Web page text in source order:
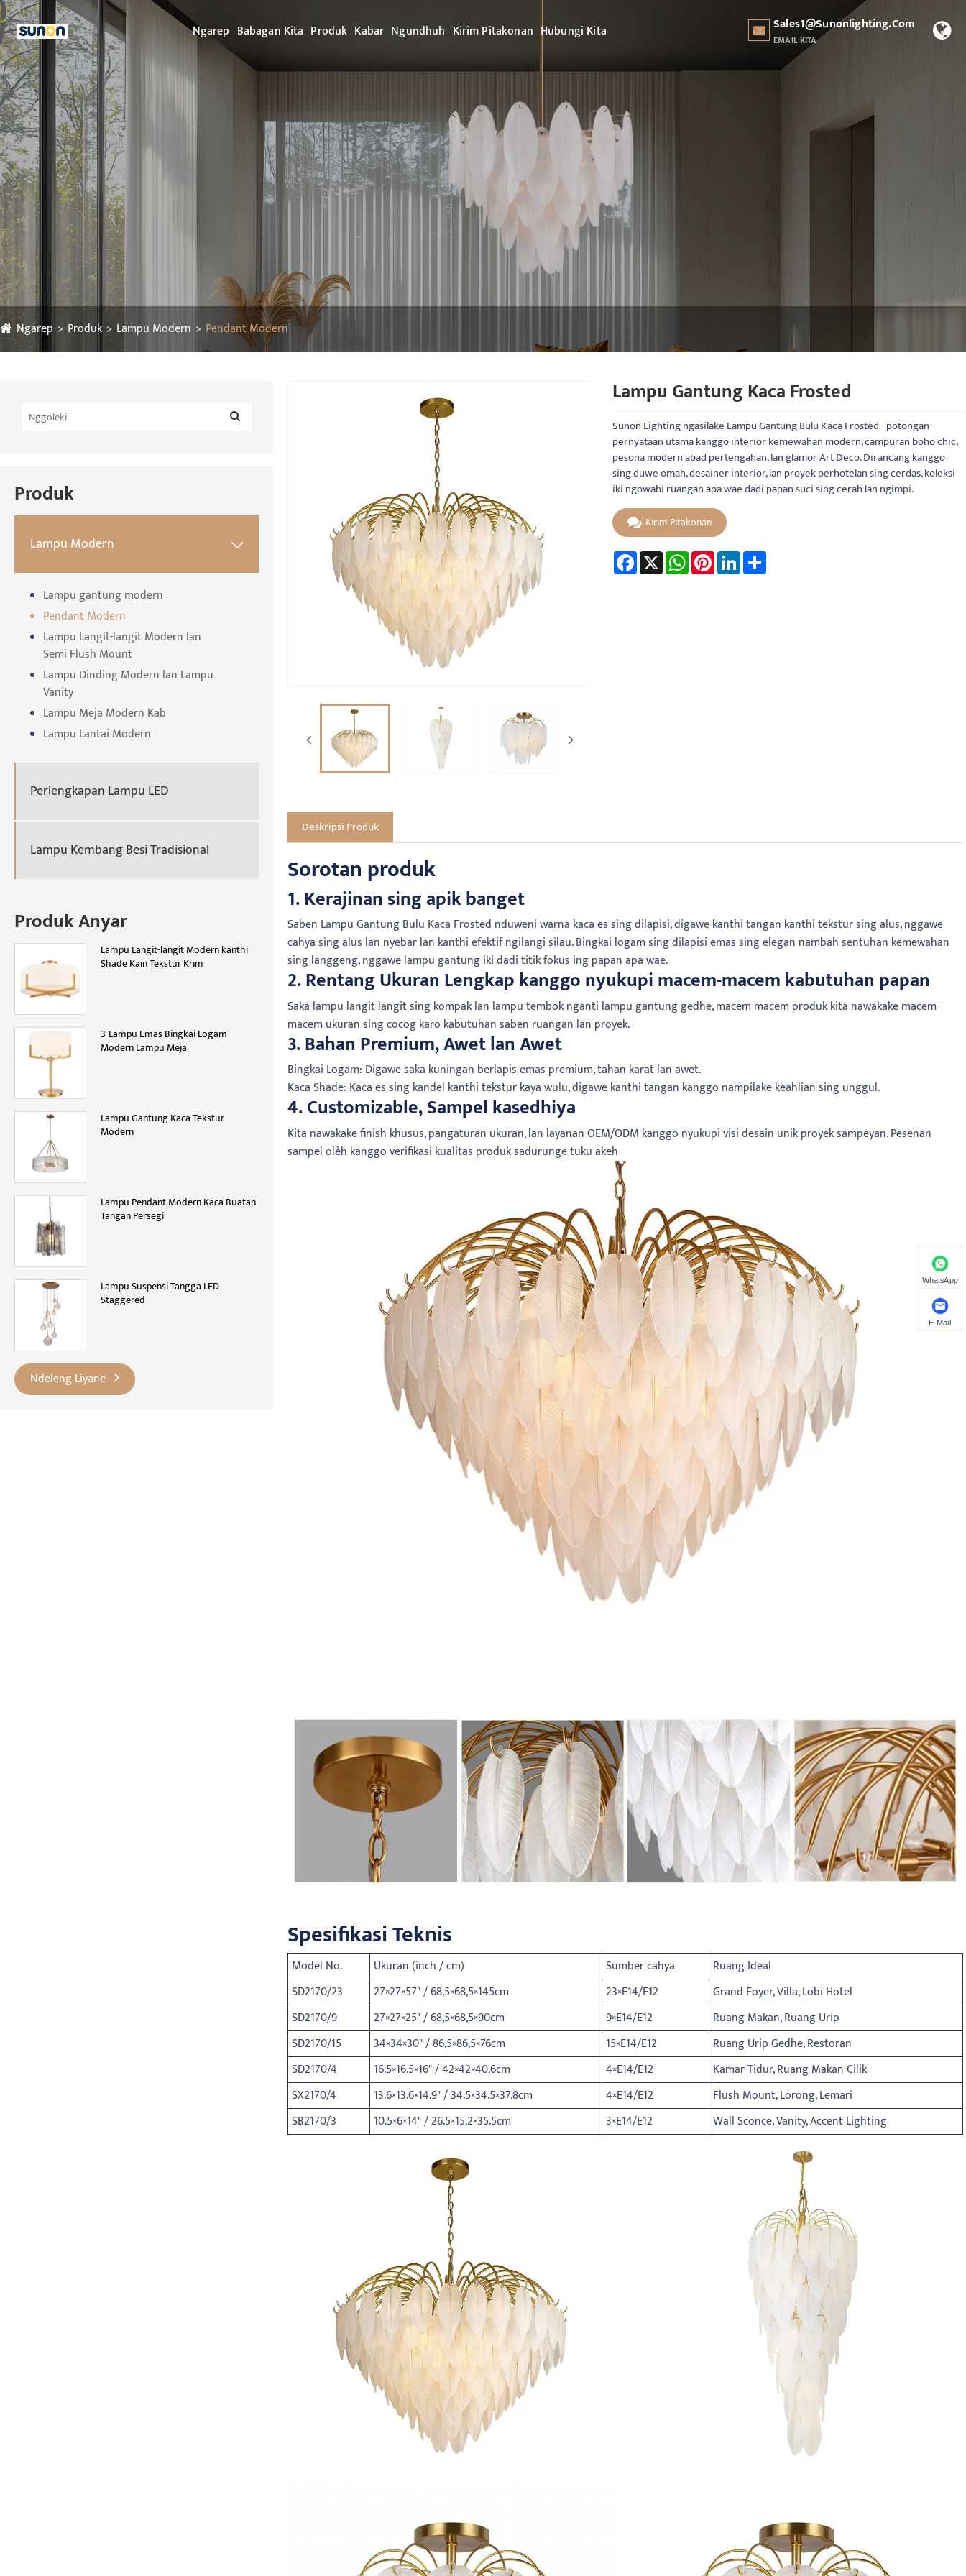
Ngarep Babagan Kita Produk Kabar Ngundhuh Kirim Pitakonan Hubungi Kita Sales1@sunonlighting.com
EMAIL KITA
Ngarep Produk Lampu Modern Pendant Modern
Produk
Lampu Modern 
Lampu gantung modern
Pendant Modern
Lampu Langit-langit Modern lan
Semi Flush Mount
Lampu Dinding Modern lan Lampu
Vanity
Lampu Meja Modern Kab
Lampu Lantai Modern
Perlengkapan Lampu LED
Lampu Kembang Besi Tradisional
Produk Anyar
Lampu Langit-langit Modern kanthi
Shade Kain Tekstur Krim
3-Lampu Emas Bingkai Logam
Modern Lampu Meja
Lampu Gantung Kaca Tekstur
Modern
Lampu Pendant Modern Kaca Buatan
Tangan Persegi
Lampu Suspensi Tangga LED
Staggered
Ndeleng Liyane
Lampu Gantung Kaca Frosted
Sunon Lighting ngasilake Lampu Gantung Bulu Kaca Frosted - potongan
pernyataan utama kanggo interior kemewahan modern, campuran boho chic,
pesona modern abad pertengahan, lan glamor Art Deco. Dirancang kanggo
sing duwe omah, desainer interior, lan proyek perhotelan sing cerdas, koleksi
iki ngowahi ruangan apa wae dadi papan suci sing cerah lan ngimpi.
Kirim Pitakonan
Facebook
X WhatsAppPinterestLinkedInShare
Deskripsi Produk
Sorotan produk
1. Kerajinan sing apik banget
Saben Lampu Gantung Bulu Kaca Frosted nduweni warna kaca es sing dilapisi, digawe kanthi tangan kanthi tekstur sing alus, nggawe
cahya sing alus lan nyebar lan kanthi efektif ngilangi silau. Bingkai logam sing dilapisi emas sing elegan nambah sentuhan kemewahan
sing langgeng, nggawe lampu gantung iki dadi titik fokus ing papan apa wae.
2. Rentang Ukuran Lengkap kanggo nyukupi macem-macem kabutuhan papan
Saka lampu langit-langit sing kompak lan lampu tembok nganti lampu gantung gedhe, macem-macem produk kita nawakake macem-
macem ukuran sing cocog karo kabutuhan saben ruangan lan proyek.
3. Bahan Premium, Awet lan Awet
Bingkai Logam: Digawe saka kuningan berlapis emas premium, tahan karat lan awet.
Kaca Shade: Kaca es sing kandel kanthi tekstur kaya wulu, digawe kanthi tangan kanggo nampilake keahlian sing unggul.
4. Customizable, Sampel kasedhiya
Kita nawakake finish khusus, pangaturan ukuran, lan layanan OEM/ODM kanggo nyukupi visi desain unik proyek sampeyan. Pesenan
sampel olèh kanggo verifikasi kualitas produk sadurunge tuku akeh
Spesifikasi Teknis
Model No. Ukuran (inch / cm) Sumber cahya
Ruang Ideal
SD2170/23
27×27×57" / 68,5×68,5×145cm 23×E14/E12
Grand Foyer, Villa, Lobi Hotel
SD2170/9
27×27×25" / 68,5×68,5×90cm 9×E14/E12
Ruang Makan, Ruang Urip
SD2170/15
34×34×30" / 86,5×86,5×76cm 15×E14/E12
Ruang Urip Gedhe, Restoran
SD2170/4
16.5×16.5×16" / 42×42×40.6cm 4×E14/E12
Kamar Tidur, Ruang Makan Cilik
SX2170/4
13.6×13.6×14.9" / 34.5×34.5×37.8cm 4×E14/E12
Flush Mount, Lorong, Lemari
SB2170/3
10.5×6×14" / 26.5×15.2×35.5cm 3×E14/E12 Wall Sconce, Vanity, Accent Lighting
WhatsApp
E-Mail